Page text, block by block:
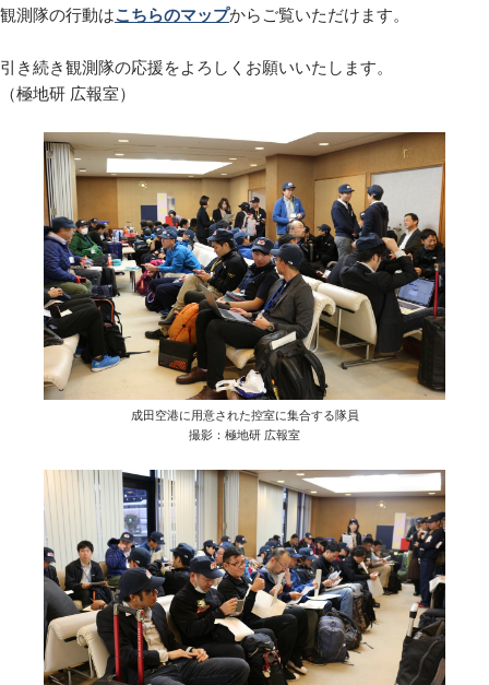
観測隊の行動はこちらのマップからご覧いただけます。
引き続き観測隊の応援をよろしくお願いいたします。
（極地研 広報室）
成田空港に用意された控室に集合する隊員
撮影：極地研 広報室